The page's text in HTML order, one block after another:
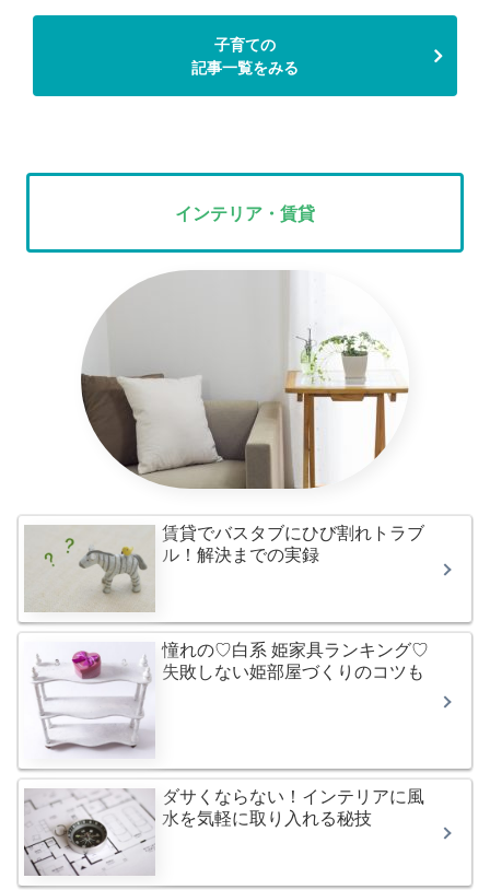
子育ての
記事一覧をみる
インテリア・賃貸
賃貸でバスタブにひび割れトラブ
ル！解決までの実録
憧れの♡白系 姫家具ランキング♡
失敗しない姫部屋づくりのコツも
ダサくならない！インテリアに風
水を気軽に取り入れる秘技